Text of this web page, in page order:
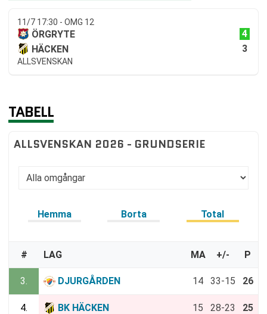
11/7 17:30 - OMG 12
ÖRGRYTE
4
HÄCKEN
3
ALLSVENSKAN
TABELL
ALLSVENSKAN 2026 - GRUNDSERIE
Hemma Borta Total
# LAG MA +/- P
3. DJURGÅRDEN 14 33-15 26
4. BK HÄCKEN 15 28-23 25